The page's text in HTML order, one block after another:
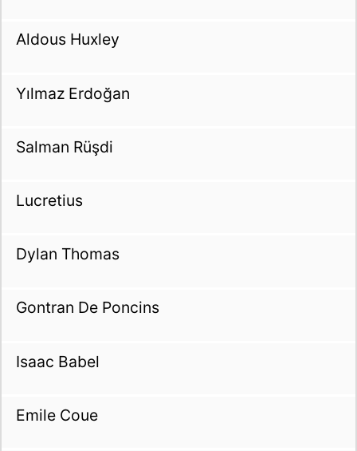
Aldous Huxley
Yılmaz Erdoğan
Salman Rüşdi
Lucretius
Dylan Thomas
Gontran De Poncins
Isaac Babel
Emile Coue